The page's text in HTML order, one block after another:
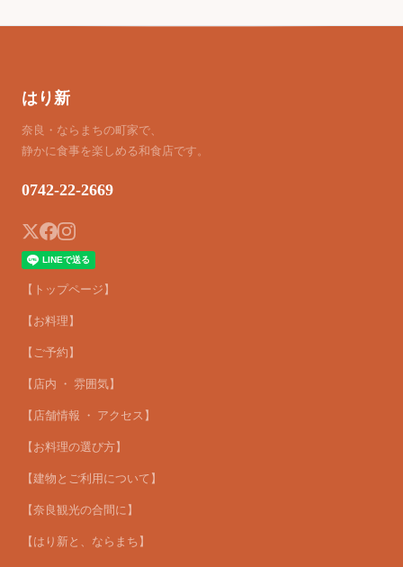
はり新
奈良・ならまちの町家で、
静かに食事を楽しめる和食店です。
0742-22-2669
【トップページ】
【お料理】
【ご予約】
【店内 ・ 雰囲気】
【店舗情報 ・ アクセス】
【お料理の選び方】
【建物とご利用について】
【奈良観光の合間に】
【はり新と、ならまち】